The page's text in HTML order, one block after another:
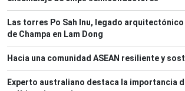
Las torres Po Sah Inu, legado
de Champa en Lam Dong
Hacia una comunidad ASEAN resiliente y
Experto australiano destaca la importancia